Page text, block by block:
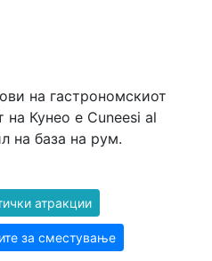
на гастрономскиот
на Кунео е Cuneesi al
на база на рум.
атракции
за сместување